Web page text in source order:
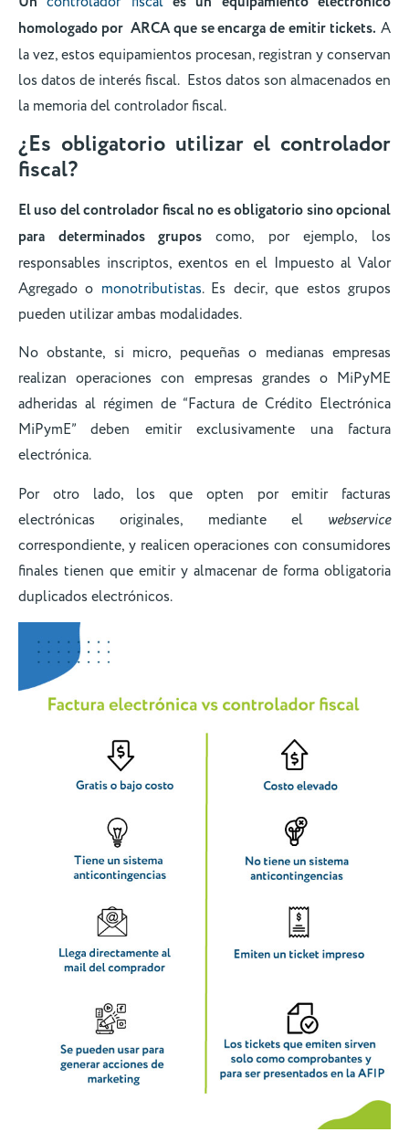
homologado por ARCA que se encarga de emitir tickets. A
la vez, estos equipamientos procesan, registran y conservan
los datos de interés fiscal. Estos datos son almacenados en
la memoria del controlador fiscal.
¿Es obligatorio utilizar el controlador
fiscal?
El uso del controlador fiscal no es obligatorio sino opcional
para determinados grupos como, por ejemplo, los
responsables inscriptos, exentos en el Impuesto al Valor
Agregado o monotributistas. Es decir, que estos grupos
pueden utilizar ambas modalidades.
No obstante, si micro, pequeñas o medianas empresas
realizan operaciones con empresas grandes o MiPyME
adheridas al régimen de “Factura de Crédito Electrónica
MiPymE” deben emitir exclusivamente una factura
electrónica.
Por otro lado, los que opten por emitir facturas
electrónicas originales, mediante el webservice
correspondiente, y realicen operaciones con consumidores
finales tienen que emitir y almacenar de forma obligatoria
duplicados electrónicos.